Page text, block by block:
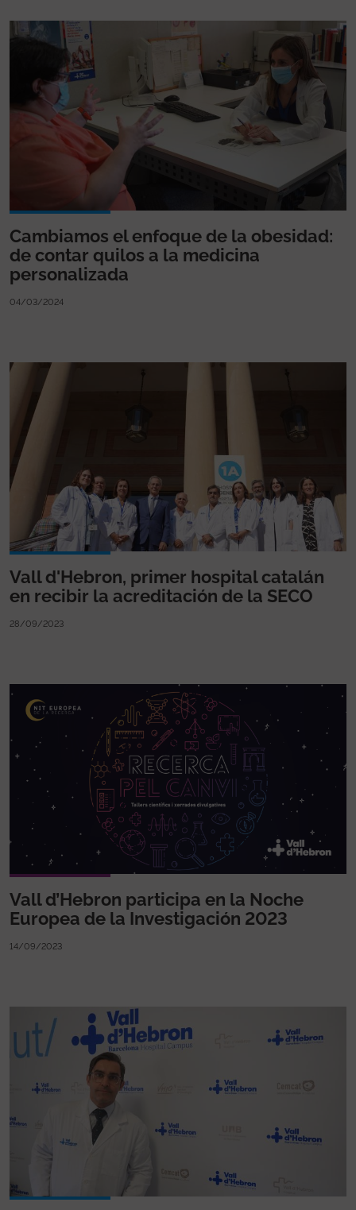
Cambiamos el enfoque de la obesidad:
de contar quilos a la medicina
personalizada
04/03/2024
Vall d'Hebron, primer hospital catalán
en recibir la acreditación de la SECO
28/09/2023
Vall d’Hebron participa en la Noche
Europea de la Investigación 2023
14/09/2023